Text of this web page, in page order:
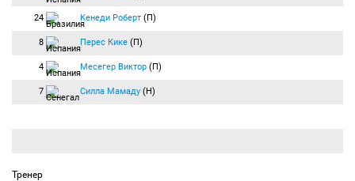
24 Кенеди Роберт (П)
8 Перес Кике (П)
4 Месегер Виктор (П)
7 Силла Мамаду (Н)
Тренер